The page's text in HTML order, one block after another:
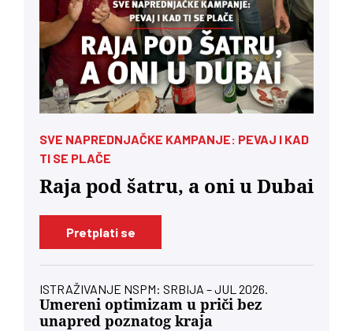
SVE NAPREDNJAČKE KAMPANJE: PEVAJ I KAD
TI SE PLAČE
Raja pod šatru, a oni u Dubai
Pretplati se
ISTRAŽIVANJE NSPM: SRBIJA – JUL 2026.
Umereni optimizam u priči bez
unapred poznatog kraja